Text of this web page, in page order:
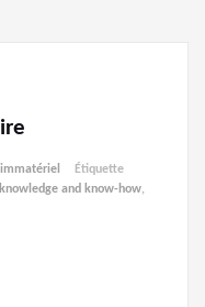
Étiquette
and know-how,